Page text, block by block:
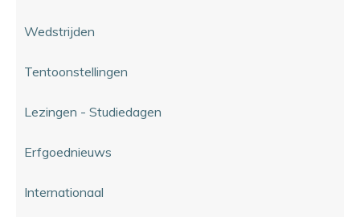
Wedstrijden
Tentoonstellingen
Lezingen - Studiedagen
Erfgoednieuws
Internationaal